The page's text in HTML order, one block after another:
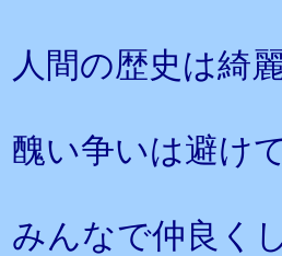
人間の歴史は綺
醜い争いは避け
みんなで仲良く